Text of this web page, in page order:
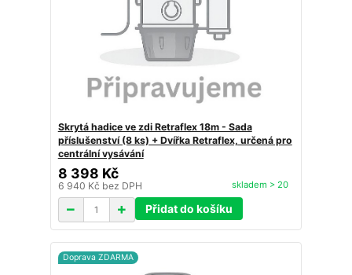
Skrytá hadice ve zdi Retraflex 18m - Sada
příslušenství (8 ks) + Dvířka Retraflex, určená pro
centrální vysávání
8 398 Kč
6 940 Kč bez DPH skladem > 20
Přidat do košíku
Doprava ZDARMA